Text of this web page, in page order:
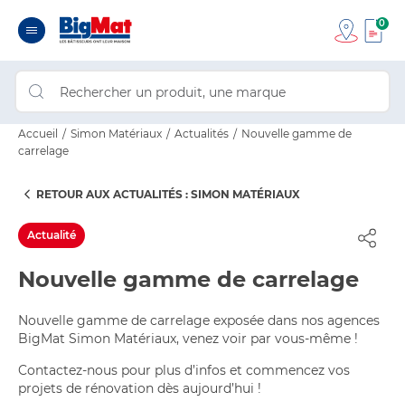
0
Accueil Simon Matériaux Actualités
Nouvelle gamme de
carrelage
RETOUR AUX ACTUALITÉS : SIMON MATÉRIAUX
Actualité
Nouvelle gamme de carrelage
Nouvelle gamme de carrelage exposée dans nos agences
BigMat Simon Matériaux, venez voir par vous-même !
Contactez-nous pour plus d’infos et commencez vos
projets de rénovation dès aujourd’hui !